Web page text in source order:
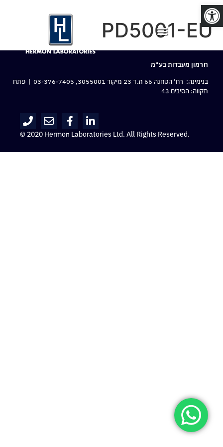
פתח סרגל נגישות
PD5001-EU
חרמון מעבדות בע“מ
בנימינה: רח‘ הטחנה 66 ת.ד 23 מיקוד 3055001,
03-376-7405 | פתח
תקווה: הסיבים 43
© 2020 Hermon Laboratories Ltd. All Rights Reserved.